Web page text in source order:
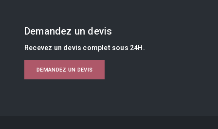
Demandez un devis
Recevez un devis complet sous 24H.
DEMANDEZ UN DEVIS